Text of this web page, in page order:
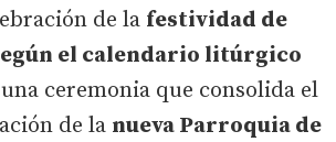
de la festividad de
el calendario litúrgico
ceremonia que consolida el
de la nueva Parroquia de